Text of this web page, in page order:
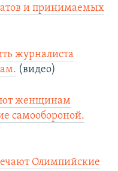
и принимаемых
журналиста
(видео)
женщинам
самообороной.
Олимпийские